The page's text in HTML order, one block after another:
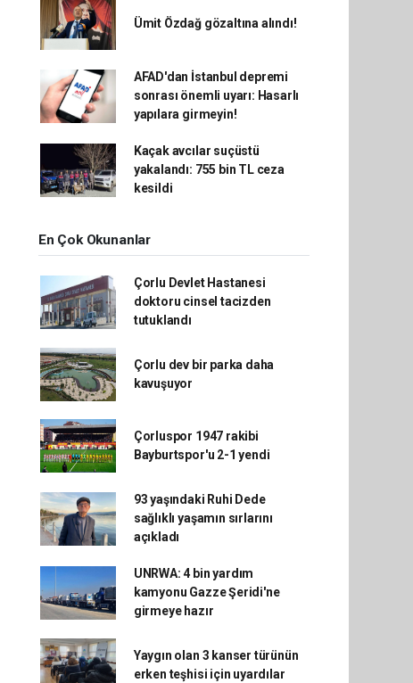
Ümit Özdağ gözaltına alındı!
AFAD'dan İstanbul depremi
sonrası önemli uyarı: Hasarlı
yapılara girmeyin!
Kaçak avcılar suçüstü
yakalandı: 755 bin TL ceza
kesildi
En Çok Okunanlar
Çorlu Devlet Hastanesi
doktoru cinsel tacizden
tutuklandı
Çorlu dev bir parka daha
kavuşuyor
Çorluspor 1947 rakibi
Bayburtspor'u 2-1 yendi
93 yaşındaki Ruhi Dede
sağlıklı yaşamın sırlarını
açıkladı
UNRWA: 4 bin yardım
kamyonu Gazze Şeridi'ne
girmeye hazır
Yaygın olan 3 kanser türünün
erken teşhisi için uyardılar